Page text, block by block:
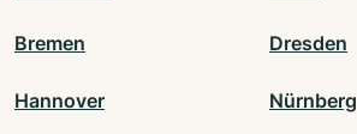
Bremen Dresden
Hannover Nürnberg